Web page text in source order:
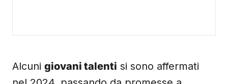
Alcuni giovani talenti si sono affermati